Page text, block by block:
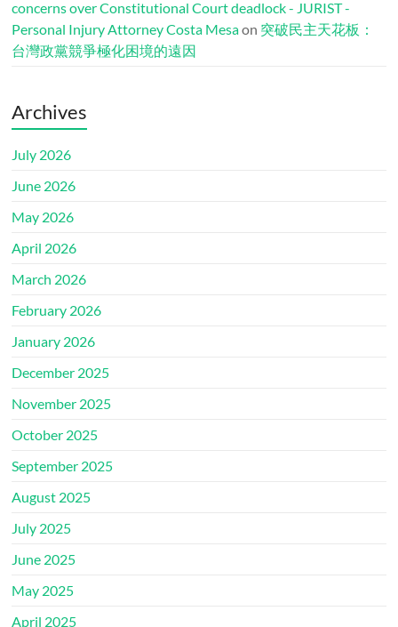
concerns over Constitutional Court deadlock - JURIST -
Personal Injury Attorney Costa Mesaon 突破民主天花板：
台灣政黨競爭極化困境的遠因
Archives
July 2026
June 2026
May 2026
April 2026
March 2026
February 2026
January 2026
December 2025
November 2025
October 2025
September 2025
August 2025
July 2025
June 2025
May 2025
April 2025